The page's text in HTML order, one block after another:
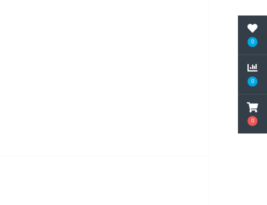
0
0
0